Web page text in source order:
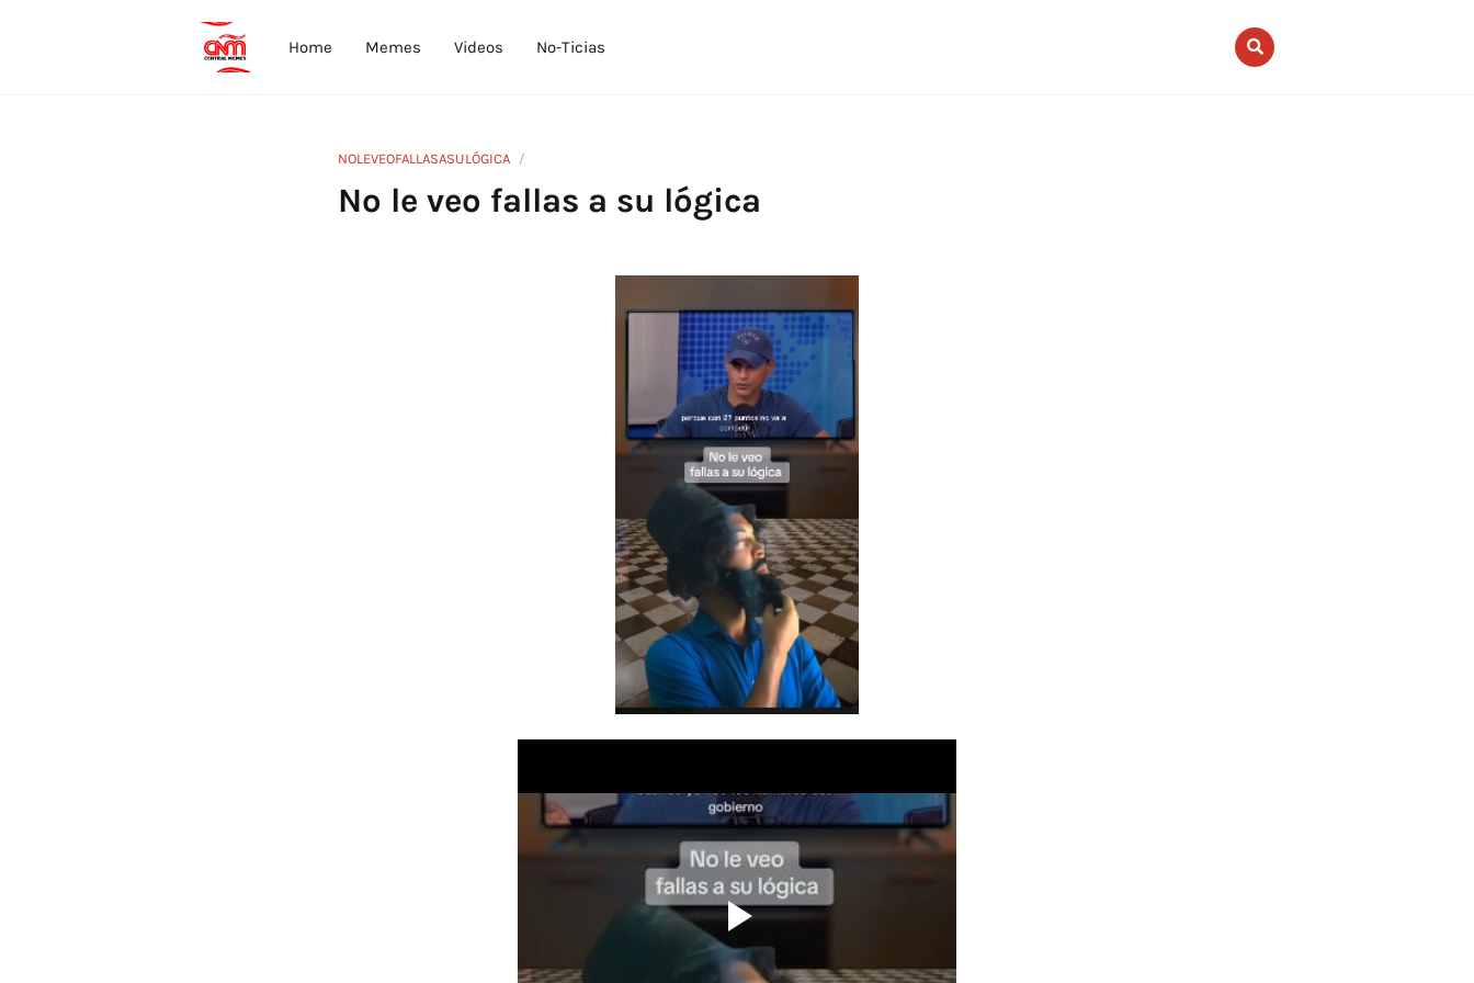
Home Memes Videos No-Ticias
NOLEVEOFALLASASULÓGICA
No le veo fallas a su lógica